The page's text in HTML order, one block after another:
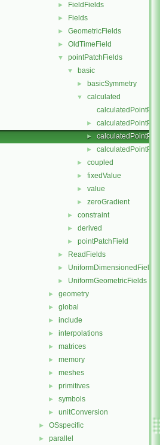
► FieldFields
► Fields
► GeometricFields
► OldTimeField
▼ pointPatchFields
▼ basic
► basicSymmetry
▼
calculated
►
►
►
► coupled
► fixedValue
► value
► zeroGradient
► constraint
► derived
► pointPatchField
► ReadFields
► UniformDimensionedFields
► UniformGeometricFields
► geometry
► global
► include
► interpolations
► matrices
► memory
► meshes
► primitives
► symbols
► unitConversion
► OSspecific
► parallel